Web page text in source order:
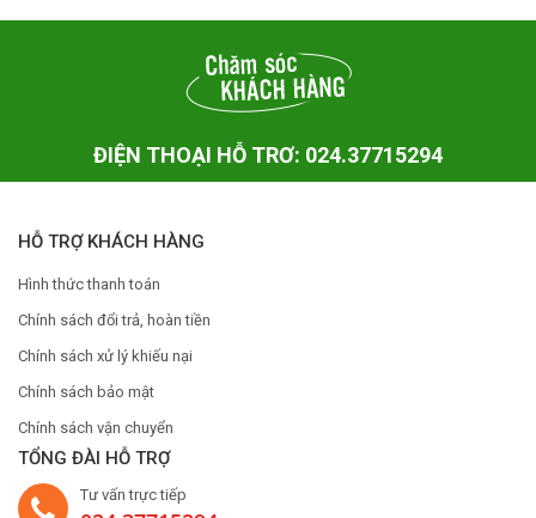
ĐIỆN THOẠI HỖ TRƠ: 024.37715294
HỖ TRỢ KHÁCH HÀNG
Hình thức thanh toán
Chính sách đổi trả, hoàn tiền
Chính sách xử lý khiếu nại
Chính sách bảo mật
Chính sách vận chuyển
TỔNG ĐÀI HỖ TRỢ
Tư vấn trực tiếp